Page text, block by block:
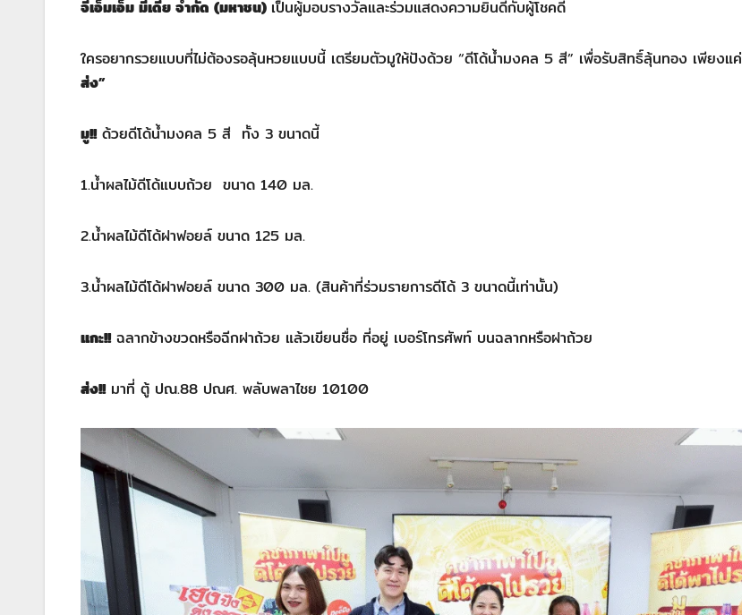
จีเอ็มเอ็ม มีเดีย จำกัด (มหาชน) เป็นผู้มอบรางวัลและร่วมแสดงความยินดีกับผู้โชคดี
ใครอยากรวยแบบที่ไม่ต้องรอลุ้นหวยแบบนี้ เตรียมตัวมูให้ปังด้วย “ดีโด้น้ำมงคล 5 สี” เพื่อรับสิทธิ์ลุ้นทอง เพียงแค่
ส่ง”
มู!!ด้วยดีโด้น้ำมงคล 5 สี ทั้ง 3 ขนาดนี้
1.น้ำผลไม้ดีโด้แบบถ้วย ขนาด 140 มล.
2.น้ำผลไม้ดีโด้ฝาฟอยล์ ขนาด 125 มล.
3.น้ำผลไม้ดีโด้ฝาฟอยล์ ขนาด 300 มล. (สินค้าที่ร่วมรายการดีโด้ 3 ขนาดนี้เท่านั้น)
แกะ!!ฉลากข้างขวดหรือฉีกฝาถ้วย แล้วเขียนชื่อ ที่อยู่ เบอร์โทรศัพท์ บนฉลากหรือฝาถ้วย
ส่ง!!มาที่ ตู้ ปณ.88 ปณศ. พลับพลาไชย 10100